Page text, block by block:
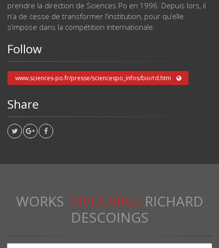
prendre la direction de Sciences Po en 1996. Depuis lors, il
n’a de cesse de transformer l’institution, pour qu’elle
s’impose dans la compétition internationale.
Follow
www.sciences-po.fr/presse/sciencespo_infos/bio/rd.htm
Share
WORKS INVOLVING RICHARD
DESCOINGS